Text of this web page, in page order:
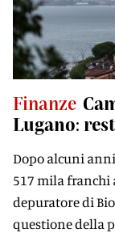
Finanze
Lugano:
Dopo alcuni
517 mila franchi
depuratore di
questione della